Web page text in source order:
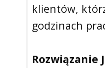
klientów,
godzinach
Rozwiązanie